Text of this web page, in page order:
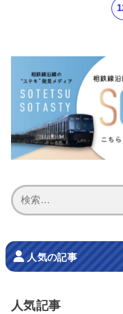
人気の記事
人気記事